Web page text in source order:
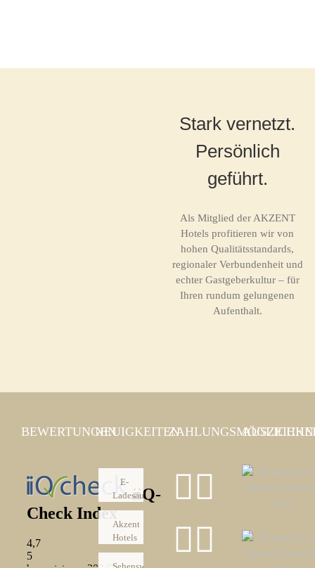
Stark vernetzt.
Persönlich
geführt.
Als Mitglied der AKZENT
Hotels profitieren wir von
hohen Qualitätsstandards,
regionaler Verbundenheit und
echter Gastgeberkultur – für
Ihren rundum gelungenen
Aufenthalt.
BEWERTUNGENNEUIGKEITEN
E-
Ladesäulen
Akzent
Hotels